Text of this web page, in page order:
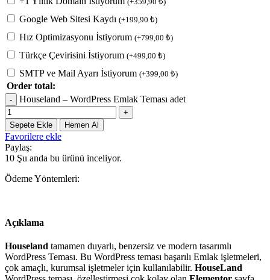
Google Web Sitesi Kaydı (+199,90 ₺)
Hız Optimizasyonu İstiyorum (+799,00 ₺)
Türkçe Çevirisini İstiyorum (+499,00 ₺)
SMTP ve Mail Ayarı İstiyorum (+399,00 ₺)
Order total:
Houseland – WordPress Emlak Teması adet
Sepete Ekle Hemen Al
Favorilere ekle
Paylaş:
10 Şu anda bu ürünü inceliyor.
Ödeme Yöntemleri:
Açıklama
Houseland tamamen duyarlı, benzersiz ve modern tasarımlı
WordPress Teması. Bu WordPress teması başarılı Emlak işletmeleri,
çok amaçlı, kurumsal işletmeler için kullanılabilir. HouseLand